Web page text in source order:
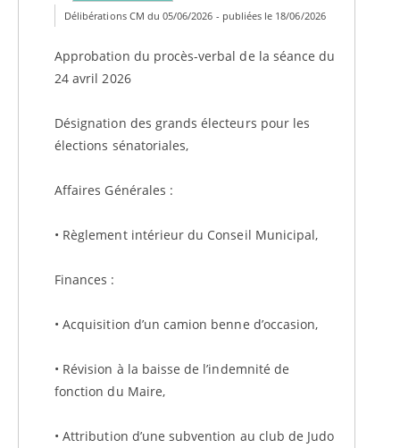
Délibérations CM du 05/06/2026 - publiées le 18/06/2026
Approbation du procès-verbal de la séance du
24 avril 2026
Désignation des grands électeurs pour les
élections sénatoriales,
Affaires Générales :
• Règlement intérieur du Conseil Municipal,
Finances :
• Acquisition d’un camion benne d’occasion,
• Révision à la baisse de l’indemnité de
fonction du Maire,
• Attribution d’une subvention au club de Judo